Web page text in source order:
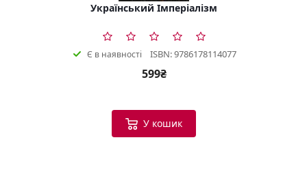
Український Імперіалізм
Є в наявності ISBN: 9786178114077
599₴
У кошик